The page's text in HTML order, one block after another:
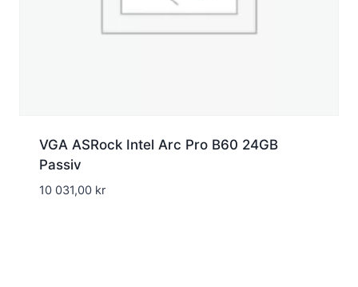
VGA ASRock Intel Arc Pro B60 24GB
Passiv
10 031,00 kr